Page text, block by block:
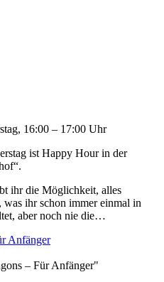
16:00 – 17:00 Uhr
ist Happy Hour in der
ihr die Möglichkeit, alles
was ihr schon immer einmal in
aber noch nie die…
Anfänger